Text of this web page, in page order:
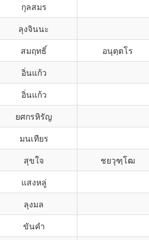
กุลสมร
ลุงจินนะ
สมฤทธิ์ อนุตฺตโร
อิ่นแก้ว
อิ่นแก้ว
ยศกรหิรัญ
มนเทียร
สุขใจ ชยวุฑฺโฒ
แสงหลู่
ลุงมล
ขันคำ